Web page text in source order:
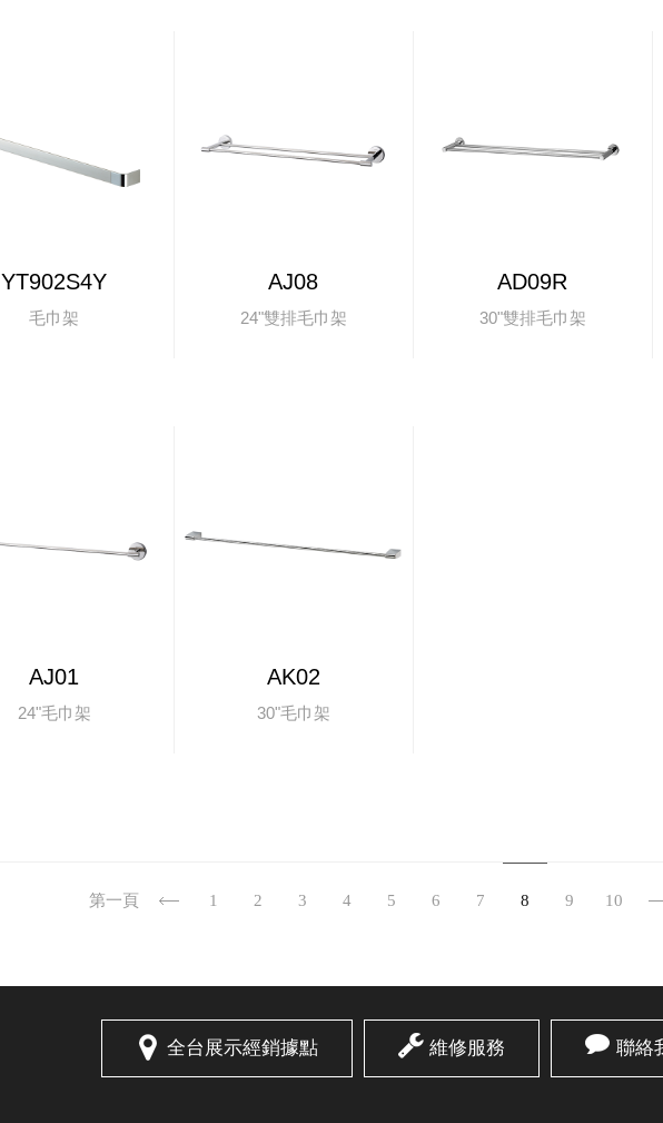
YT902S4Y
毛巾架
AJ08
24"雙排毛巾架
AD09R
30"雙排毛巾架
AJ01
24"毛巾架
AK02
30"毛巾架
第一頁 1 2 3 4 5 6 7 8 9 10
全台展示經銷據點 維修服務 聯絡